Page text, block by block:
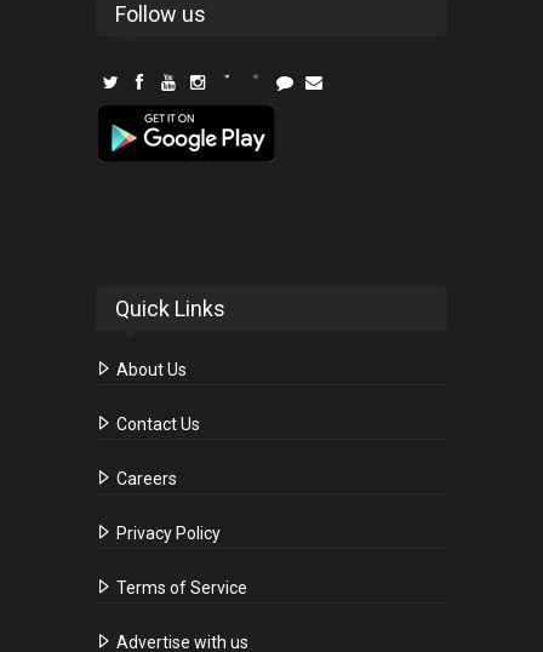
Follow us
Quick Links
About Us
Contact Us
Careers
Privacy Policy
Terms of Service
Advertise with us